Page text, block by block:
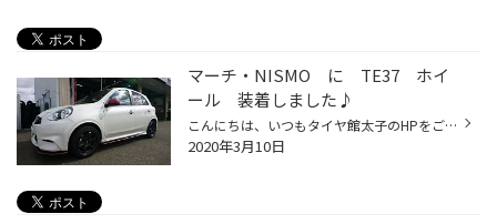
マーチ・NISMO に TE37 ホイ
ール 装着しました♪
こんにちは、いつもタイヤ館太子のHPをご覧いただきありがとうございますm(__)m 今日の作業日記は、日差マーチのホットモデル・NISMOのアルミホイール交換です(^_-)-☆ 装着したホイールは、RAYS の VOLKRACING TE37です♪ TE37ソニック 15インチ 色：ダイヤモンドダークガンメタ タイヤ：ブリヂスト...
2020年3月10日